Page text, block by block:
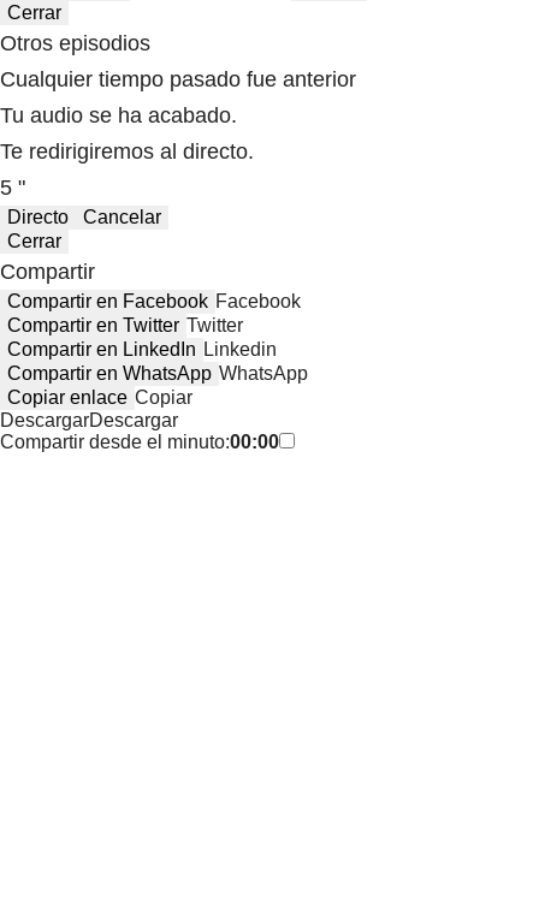
Cerrar
Otros episodios
Cualquier tiempo pasado fue anterior
Tu audio se ha acabado.
Te redirigiremos al directo.
5 "
Directo
Cancelar
Cerrar
Compartir
Compartir en Facebook Facebook
Compartir en Twitter Twitter
Compartir en LinkedIn Linkedin
Compartir en WhatsApp WhatsApp
Copiar enlace Copiar
DescargarDescargar
Compartir desde el minuto:00:00